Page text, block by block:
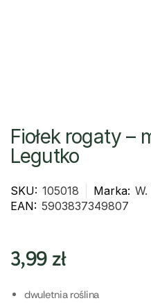
Fiołek rogaty –
Legutko
SKU: 105018 Marka:
EAN: 5903837349807
3,99 zł
dwuletnia roślina